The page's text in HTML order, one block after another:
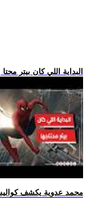
.. فيلم Spider-Man: Brand New Day | البداية اللي كان بيتر محتا
.. محمد عدوية يكشف